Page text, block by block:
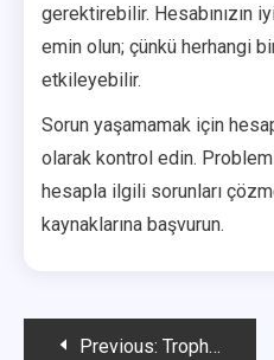
gerektirebilir. Hesabınızın
emin olun; çünkü herhangi
etkileyebilir.
Sorun yaşamamak için
olarak kontrol edin.
hesapla ilgili sorunları
kaynaklarına başvurun.
PostPrevious: Trophy Skin İddiaları: Tasarım temaları, İddia yöntemleri, Etkinlik katılımı